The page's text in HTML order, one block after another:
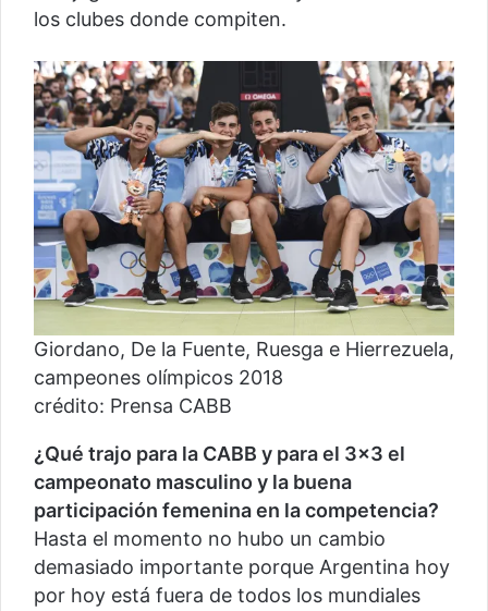
los clubes donde compiten.
Giordano, De la Fuente, Ruesga e Hierrezuela,
campeones olímpicos 2018
crédito: Prensa CABB
¿Qué trajo para la CABB y para el 3×3 el
campeonato masculino y la buena
participación femenina en la competencia?
Hasta el momento no hubo un cambio
demasiado importante porque Argentina hoy
por hoy está fuera de todos los mundiales